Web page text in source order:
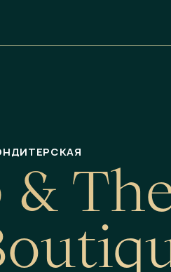
&Th
outiq